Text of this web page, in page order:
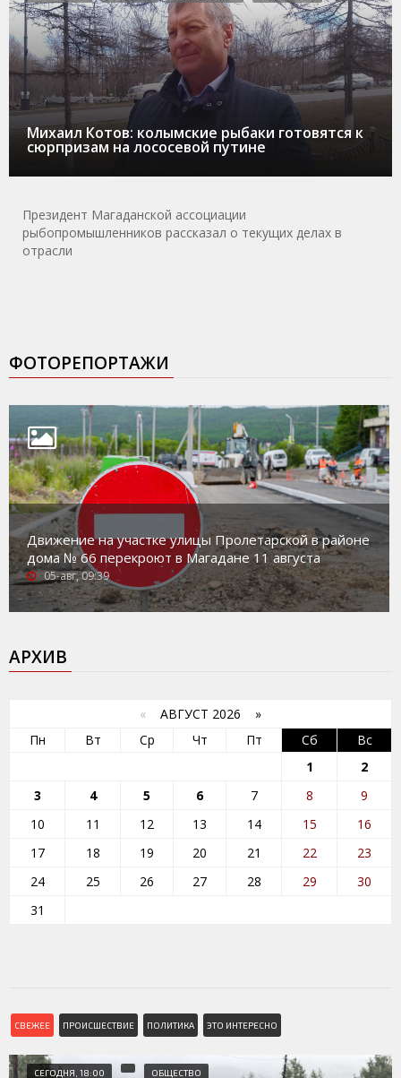
Михаил Котов: колымские рыбаки готовятся к
сюрпризам на лососевой путине
Президент Магаданской ассоциации
рыбопромышленников рассказал о текущих делах в
отрасли
ФОТОРЕПОРТАЖИ
Движение на участке улицы Пролетарской в районе
дома № 66 перекроют в Магадане 11 августа
05-авг, 09:39
АРХИВ
« АВГУСТ 2026 »
Пн
Вт Ср Чт Пт Сб
Вс
1
2
3
4 5 6 7 8
9
10
11 12 13 14 15
16
17
18 19 20 21 22
23
24
25 26 27 28 29
30
31
СВЕЖЕЕ ПРОИСШЕСТВИЕ ПОЛИТИКА ЭТО ИНТЕРЕСНО
СЕГОДНЯ, 18:00 ОБЩЕСТВО